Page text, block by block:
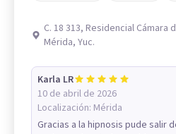
C. 18 313, Residencial Cámara
Mérida, Yuc.
Karla LR
10 de abril de 2026
Localización: Mérida
Gracias a la hipnosis pude salir